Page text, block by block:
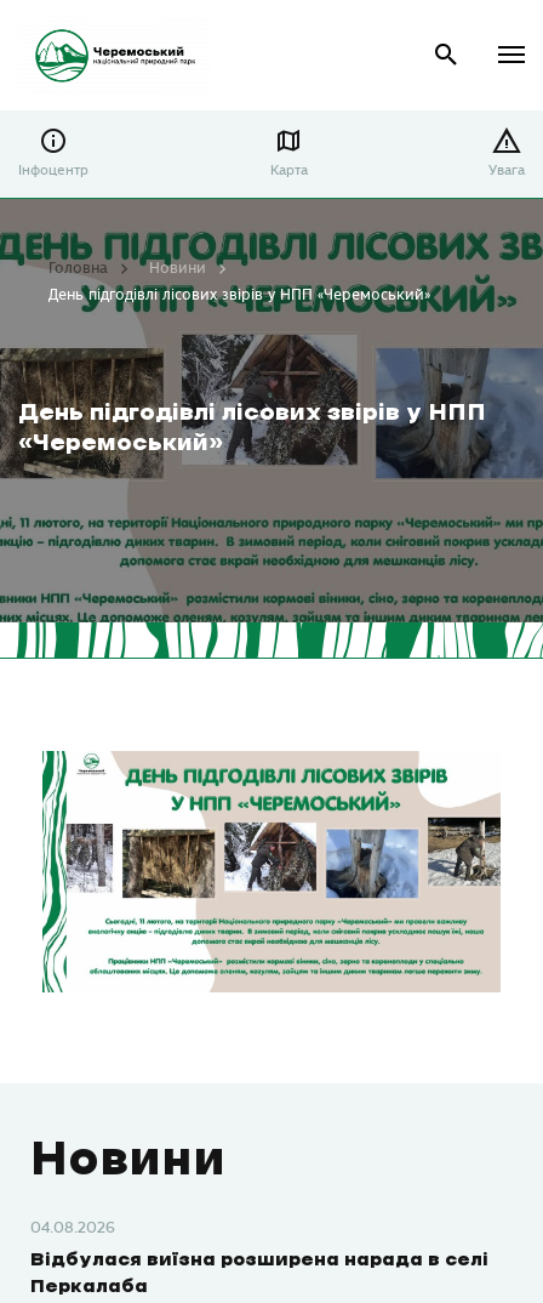
Інфоцентр Карта Увага
День підгодівлі лісових звірів у НПП
«Черемоський»
Головна
Новини
День підгодівлі лісових звірів у НПП «Черемоський»
Новини
04.08.2026
Відбулася виїзна розширена нарада в селі
Перкалаба